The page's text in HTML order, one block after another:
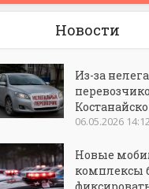
Новости
Из-за
06.05.2026
Новые
комплексы